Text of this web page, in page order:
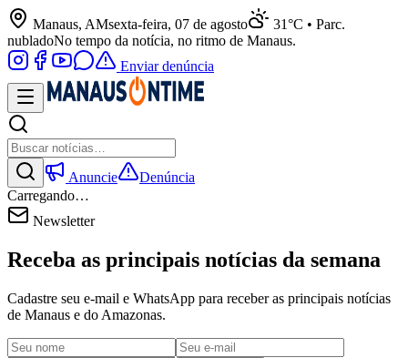
Manaus, AMsexta-feira, 07 de agosto
31°C • Parc.
nubladoNo tempo da notícia, no ritmo de Manaus.
Enviar denúncia
Anuncie
Denúncia
Carregando…
Newsletter
Receba as principais notícias da semana
Cadastre seu e-mail e WhatsApp para receber as principais notícias
de Manaus e do Amazonas.